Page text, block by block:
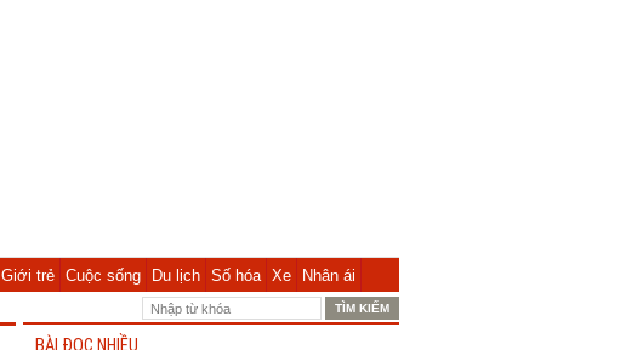
Giới trẻ Cuộc sống Du lịch Số hóa Xe Nhân ái
BÀI ĐỌC NHIỀU